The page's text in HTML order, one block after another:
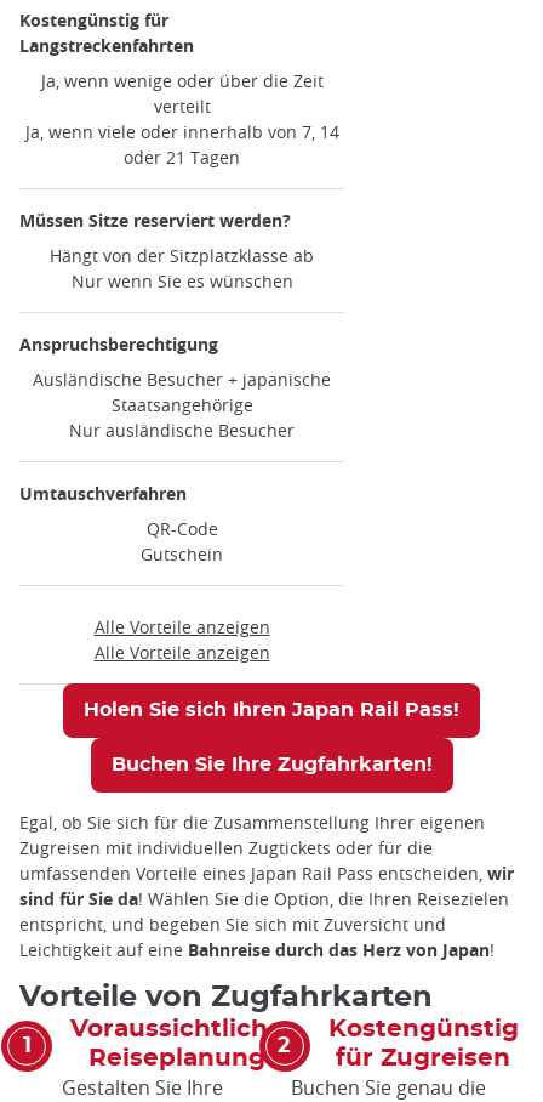
Kostengünstig für
Langstreckenfahrten
Ja, wenn wenige oder über die Zeit
verteilt
Ja, wenn viele oder innerhalb von 7, 14
oder 21 Tagen
Müssen Sitze reserviert werden?
Hängt von der Sitzplatzklasse ab
Nur wenn Sie es wünschen
Anspruchsberechtigung
Ausländische Besucher + japanische
Staatsangehörige
Nur ausländische Besucher
Umtauschverfahren
QR-Code
Gutschein
Alle Vorteile anzeigen
Alle Vorteile anzeigen
Holen Sie sich Ihren Japan Rail Pass!
Buchen Sie Ihre Zugfahrkarten!
Egal, ob Sie sich für die Zusammenstellung Ihrer eigenen
Zugreisen mit individuellen Zugtickets oder für die
umfassenden Vorteile eines Japan Rail Pass entscheiden, wir
sind für Sie da! Wählen Sie die Option, die Ihren Reisezielen
entspricht, und begeben Sie sich mit Zuversicht und
Leichtigkeit auf eine Bahnreise durch das Herz von Japan!
Vorteile von Zugfahrkarten
Voraussichtliche
Reiseplanung
Gestalten Sie Ihre
Kostengünstig
für Zugreisen
Buchen Sie genau die